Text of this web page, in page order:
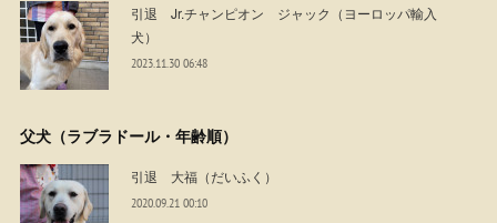
引退 Jr.チャンピオン ジャック（ヨーロッパ輸入
犬）
2023.11.30 06:48
父犬（ラブラドール・年齢順）
引退 大福（だいふく）
2020.09.21 00:10